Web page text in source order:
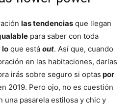
las tendencias que llegan
para saber con toda
lo que está out. Así que, cuando
en las habitaciones, darlas
irás sobre seguro si optas por
2019. Pero ojo, no es cuestión
una pasarela estilosa y chic y